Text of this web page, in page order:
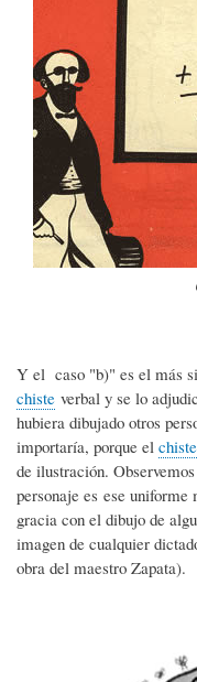
Y el caso "b)" es el más
chiste verbal y se lo
hubiera dibujado otros
importaría, porque el chiste
de ilustración.
personaje es ese
gracia con el dibujo de
imagen de cualquier
obra del maestro Zapata).